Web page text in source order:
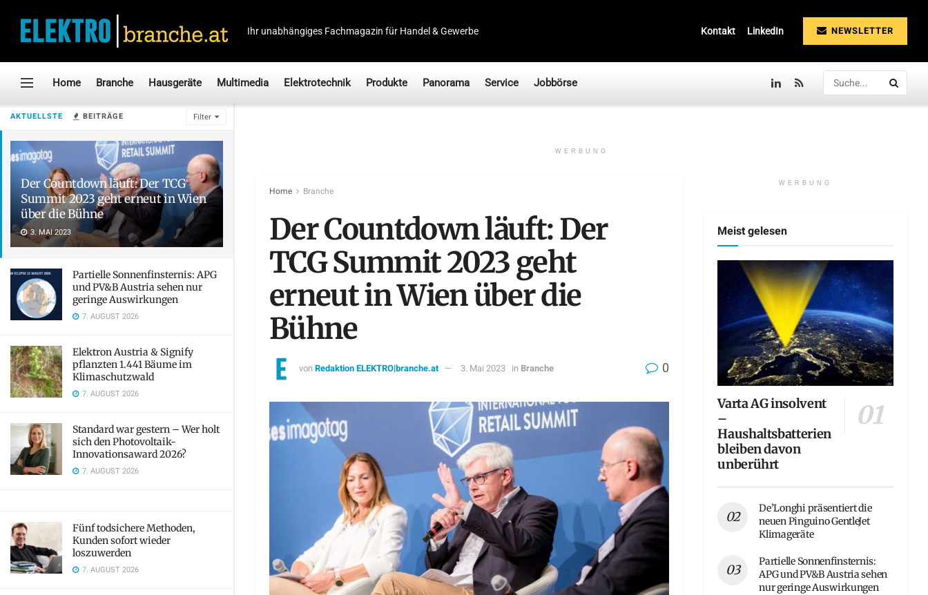
AKTUELLSTE BEITRÄGE Filter
Der Countdown läuft: Der TCG
Summit 2023 geht erneut in Wien
über die Bühne
3. MAI 2023
Partielle Sonnenfinsternis: APG
und PV&B Austria sehen nur
geringe Auswirkungen
7. AUGUST 2026
Elektron Austria & Signify
pflanzten 1.441 Bäume im
Klimaschutzwald
7. AUGUST 2026
Standard war gestern – Wer holt
sich den Photovoltaik-
Innovationsaward 2026?
7. AUGUST 2026
Fünf todsichere Methoden,
Kunden sofort wieder
loszuwerden
7. AUGUST 2026
Ihr unabhängiges Fachmagazin für Handel & Gewerbe Kontakt LinkedIn NEWSLETTER
Home Branche Hausgeräte Multimedia Elektrotechnik Produkte Panorama Service Jobbörse
WERBUNG
Home Branche
Der Countdown läuft: Der
TCG Summit 2023 geht
erneut in Wien über die
Bühne
vonRedaktion ELEKTRO|branche.at 3. Mai 2023 in Branche 0
WERBUNG
Meist gelesen
Varta AG insolvent
–
Haushaltsbatterien
bleiben davon
unberührt
De’Longhi präsentiert die
neuen Pinguino GentleJet
Klimageräte
Partielle Sonnenfinsternis:
APG und PV&B Austria sehen
nur geringe Auswirkungen